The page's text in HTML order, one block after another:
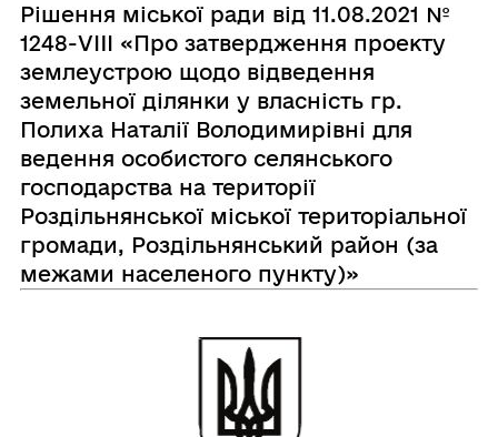
Рішення міської ради від 11.08.2021 №
1248-VIII «Про затвердження проекту
землеустрою щодо відведення
земельної ділянки у власність гр.
Полиха Наталії Володимирівні для
ведення особистого селянського
господарства на території
Роздільнянської міської територіальної
громади, Роздільнянський район (за
межами населеного пункту)»